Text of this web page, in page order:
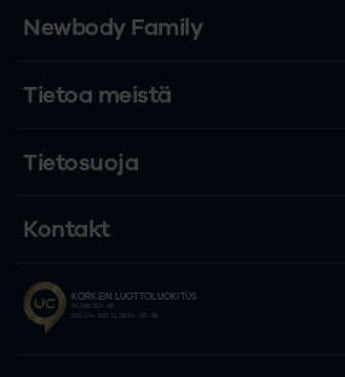
Newbody Family
Tietoa meistä
Tietosuoja
Kontakt